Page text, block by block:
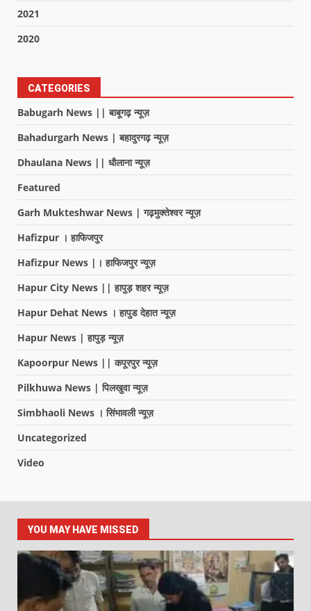
2021
2020
CATEGORIES
Babugarh News || बाबूगढ़ न्यूज़
Bahadurgarh News | बहादुरगढ़ न्यूज़
Dhaulana News || धौलाना न्यूज़
Featured
Garh Mukteshwar News | गढ़मुक्तेश्वर न्यूज़
Hafizpur । हाफिजपुर
Hafizpur News |। हाफिजपुर न्यूज़
Hapur City News || हापुड़ शहर न्यूज़
Hapur Dehat News । हापुड देहात न्यूज़
Hapur News | हापुड़ न्यूज़
Kapoorpur News || कपूरपुर न्यूज़
Pilkhuwa News | पिलखुवा न्यूज़
Simbhaoli News । सिंभावली न्यूज़
Uncategorized
Video
YOU MAY HAVE MISSED